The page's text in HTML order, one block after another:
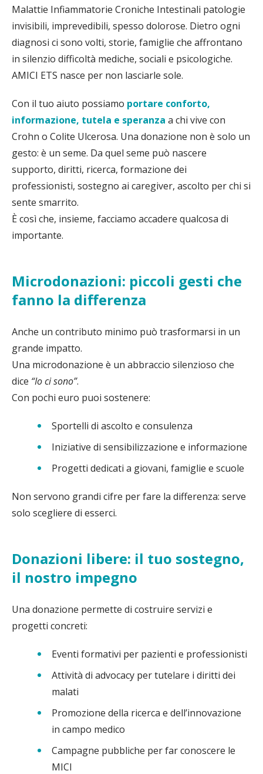
Malattie Infiammatorie Croniche Intestinali patologie
invisibili, imprevedibili, spesso dolorose. Dietro ogni
diagnosi ci sono volti, storie, famiglie che affrontano
in silenzio difficoltà mediche, sociali e psicologiche.
AMICI ETS nasce per non lasciarle sole.
Con il tuo aiuto possiamo portare conforto,
informazione, tutela e speranza a chi vive con
Crohn o Colite Ulcerosa. Una donazione non è solo un
gesto: è un seme. Da quel seme può nascere
supporto, diritti, ricerca, formazione dei
professionisti, sostegno ai caregiver, ascolto per chi si
sente smarrito.
È così che, insieme, facciamo accadere qualcosa di
importante.
Microdonazioni: piccoli gesti che
fanno la differenza
Anche un contributo minimo può trasformarsi in un
grande impatto.
Una microdonazione è un abbraccio silenzioso che
dice “Io ci sono”.
Con pochi euro puoi sostenere:
Sportelli di ascolto e consulenza
Iniziative di sensibilizzazione e informazione
Progetti dedicati a giovani, famiglie e scuole
Non servono grandi cifre per fare la differenza: serve
solo scegliere di esserci.
Donazioni libere: il tuo sostegno,
il nostro impegno
Una donazione permette di costruire servizi e
progetti concreti:
Eventi formativi per pazienti e professionisti
Attività di advocacy per tutelare i diritti dei
malati
Promozione della ricerca e dell’innovazione
in campo medico
Campagne pubbliche per far conoscere le
MICI